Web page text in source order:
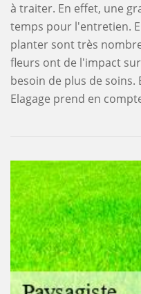
à traiter. En effet, une
temps pour l'entretien.
planter sont très
fleurs ont de l'impact
besoin de plus de soins.
Elagage prend en